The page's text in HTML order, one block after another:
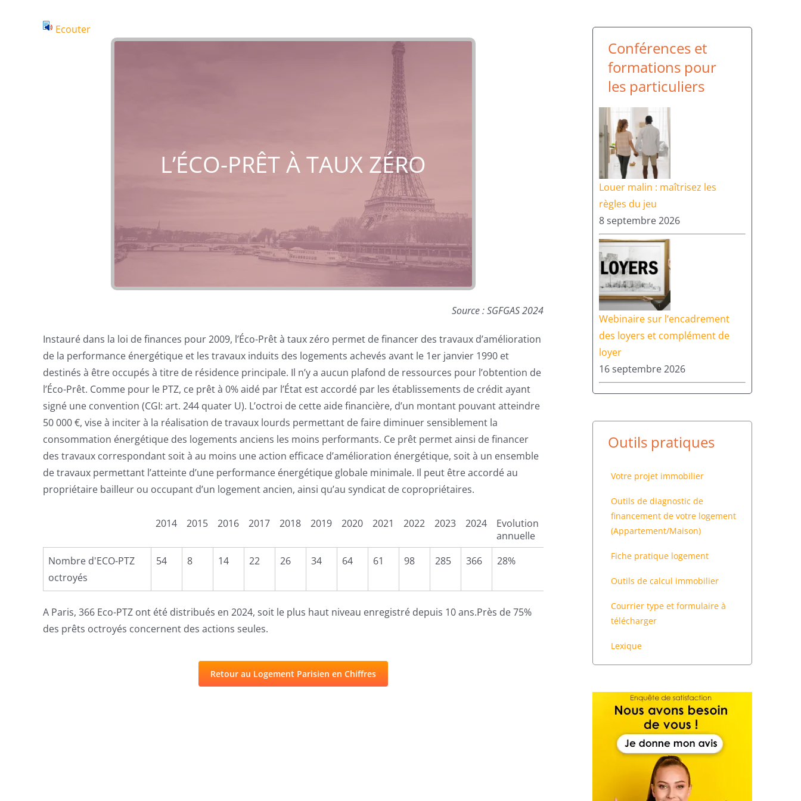
Ecouter
L’ÉCO-PRÊT À TAUX ZÉRO
Source : SGFGAS 2024
Instauré dans la loi de finances pour 2009, l’Éco-Prêt à taux zéro permet de financer des travaux d’amélioration
de la performance énergétique et les travaux induits des logements achevés avant le 1er janvier 1990 et
destinés à être occupés à titre de résidence principale. Il n’y a aucun plafond de ressources pour l’obtention de
l’Éco-Prêt. Comme pour le PTZ, ce prêt à 0% aidé par l’État est accordé par les établissements de crédit ayant
signé une convention (CGI: art. 244 quater U). L’octroi de cette aide financière, d’un montant pouvant atteindre
50 000 €, vise à inciter à la réalisation de travaux lourds permettant de faire diminuer sensiblement la
consommation énergétique des logements anciens les moins performants. Ce prêt permet ainsi de financer
des travaux correspondant soit à au moins une action efficace d’amélioration énergétique, soit à un ensemble
de travaux permettant l’atteinte d’une performance énergétique globale minimale. Il peut être accordé au
propriétaire bailleur ou occupant d’un logement ancien, ainsi qu’au syndicat de copropriétaires.
2014 2015 2016 2017 2018 2019 2020 2021 2022 2023 2024
Evolution
annuelle
annuelle
Nombre d'ECO-PTZ
octroyés
54 8 14 22 26 34 64 61 98 285 366 28%
A Paris, 366 Eco-PTZ ont été distribués en 2024, soit le plus haut niveau enregistré depuis 10 ans.Près de 75%
des prêts octroyés concernent des actions seules.
Retour au Logement Parisien en Chiffres
Conférences et
formations pour
les particuliers
Louer malin : maîtrisez les
règles du jeu
8 septembre 2026
Webinaire sur l’encadrement
des loyers et complément de
loyer
16 septembre 2026
Outils pratiques
Votre projet immobilier
Outils de diagnostic de
financement de votre logement
(Appartement/Maison)
Fiche pratique logement
Outils de calcul immobilier
Courrier type et formulaire à
télécharger
Lexique